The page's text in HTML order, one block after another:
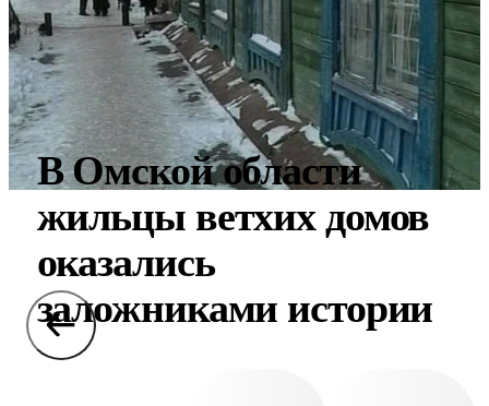
В Омской области
жильцы ветхих домов
оказались
заложниками истории